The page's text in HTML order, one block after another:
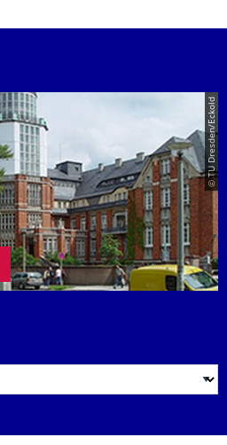
© TU Dresden/Eckold